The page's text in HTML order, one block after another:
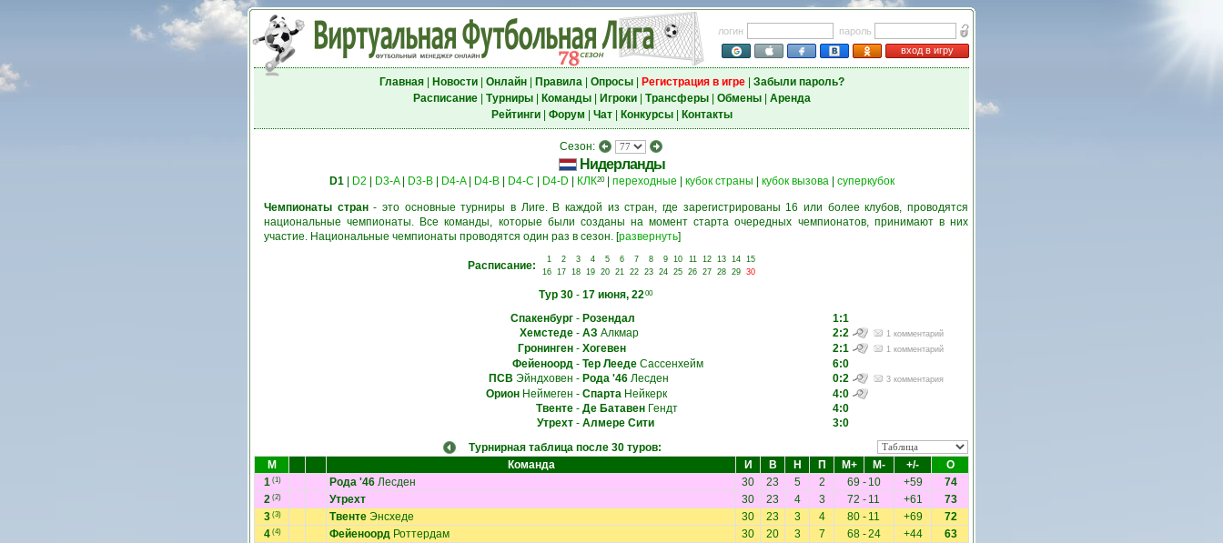
логин
пароль
вход в игру
Главная| Новости| Онлайн| Правила| Опросы| Регистрация в игре| Забыли пароль?
Расписание| Турниры| Команды| Игроки| Трансферы| Обмены| Аренда
Рейтинги| Форум Чат| Конкурсы| Контакты
Сезон:
Нидерланды
D1| D2 D3-A| D3-B| D4-A| D4-B| D4-C D4-D КЛК20| переходные кубок страны кубок вызова| суперкубок
Чемпионаты стран- это основные турниры в Лиге. В каждой из стран, где зарегистрированы 16 или более клубов, проводятся
национальные чемпионаты. Все команды, которые были созданы на момент старта очередных чемпионатов, принимают в них
участие. Национальные чемпионаты проводятся один раз в сезон. [развернуть]
Расписание: 1 2 3 4 5 6 7 8 9 10 11 12 13 14
15
16
17 18 19 20 21 22 23 24 25 26 27 28 29 30
Тур 30- 17 июня, 2200
Спакенбург- Розендал
1:1
Хемстеде- АЗ Алкмар 2:2 1 комментарий
Гронинген- Хогевен 2:1 1 комментарий
Фейеноорд- Тер ЛеедеСассенхейм
6:0
ПСВ Эйндховен - Рода '46Лесден 0:2 3 комментария
ОрионНеймеген - СпартаНейкерк
4:0
Твенте- Де БатавенГендт
4:0
Утрехт- Алмере Сити
3:0
Турнирная таблица после 30 туров:
М
Команда И В Н П М+ М- +/-
О
1 (1) Рода '46 Лесден 30 23 5 2 69 - 10 +59
74
2 (2) Утрехт 30 23 4 3 72 - 11 +61
73
3 (3) Твенте Энсхеде 30 23 3 4 80 - 11 +69
72
4 (4) Фейеноорд Роттердам 30 20 3 7 68 -24 +44
63